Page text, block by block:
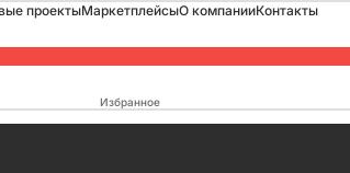
проектыМаркетплейсыО компанииКонтакты
Избранное